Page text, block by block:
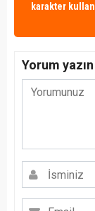
karakter
Yorum yazın